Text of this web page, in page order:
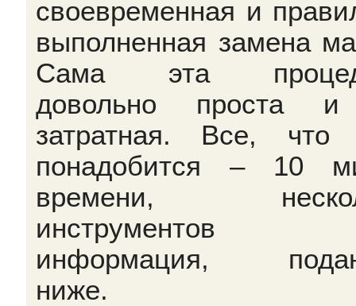
своевременная и
выполненная замена
Сама эта
довольно проста
затратная. Все, что
понадобится – 10
времени,
информация,
ниже.